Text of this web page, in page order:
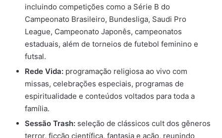
incluindo competições como a Série B do
Campeonato Brasileiro, Bundesliga, Saudi Pro
League, Campeonato Japonês, campeonatos
estaduais, além de torneios de futebol feminino e
futsal.
Rede Vida: programação religiosa ao vivo com
missas, celebrações especiais, programas de
espiritualidade e conteúdos voltados para toda a
família.
Sessão Trash: seleção de clássicos cult dos gêneros
terror, ficção científica, fantasia e ação, reunindo